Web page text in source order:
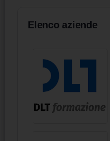
Elenco aziende